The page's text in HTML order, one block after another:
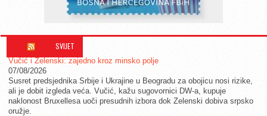
SVIJET
Vučić i Zelenski: zajedno kroz minsko polje
07/08/2026
Susret predsjednika Srbije i Ukrajine u Beogradu za obojicu nosi rizike,
ali je dobit izgleda veća. Vučić, kažu sugovornici DW-a, kupuje
naklonost Bruxellesa uoči presudnih izbora dok Zelenski dobiva srpsko
oružje.